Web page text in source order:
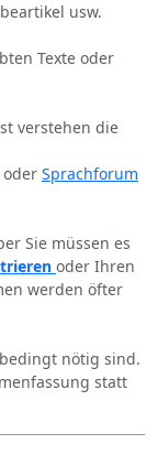
usw.
Texte oder
verstehen die
oder Sprachforum
Sie müssen es
oder Ihren
werden öfter
nötig sind.
statt